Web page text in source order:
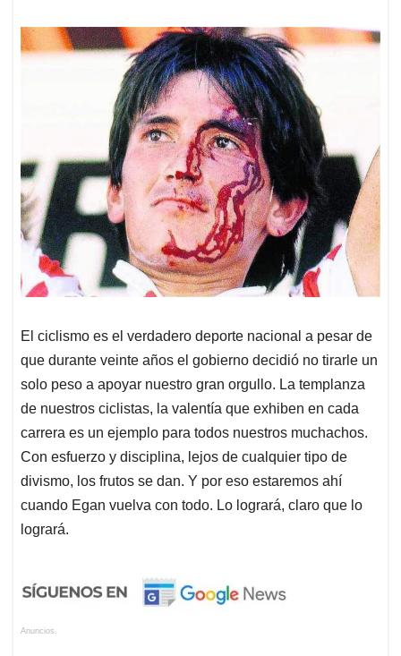
El ciclismo es el verdadero deporte nacional a pesar de
que durante veinte años el gobierno decidió no tirarle un
solo peso a apoyar nuestro gran orgullo. La templanza
de nuestros ciclistas, la valentía que exhiben en cada
carrera es un ejemplo para todos nuestros muchachos.
Con esfuerzo y disciplina, lejos de cualquier tipo de
divismo, los frutos se dan. Y por eso estaremos ahí
cuando Egan vuelva con todo. Lo logrará, claro que lo
logrará.
Anuncios.